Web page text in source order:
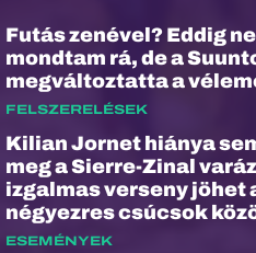
Futás zenével? Eddig
mondtam rá, de a
megváltoztatta a
FELSZERELÉSEK
Kilian Jornet hiánya
meg a Sierre-Zinal
izgalmas verseny jöhet
négyezres csúcsok
ESEMÉNYEK